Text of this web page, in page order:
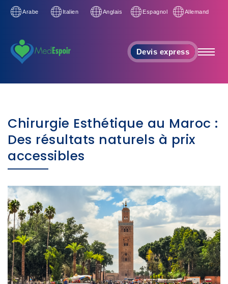
Arabe Italien Anglais Espagnol Allemand
Devis express
Chirurgie Esthétique au Maroc :
Des résultats naturels à prix
accessibles